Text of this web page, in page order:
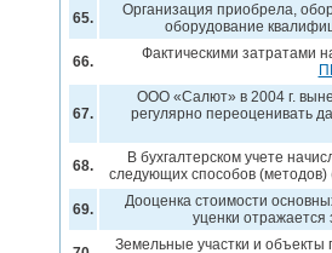
65.
Организация приобрела,
оборудование
66. Фактическими затратами
67.
ООО «Салют» в 2004 г.
регулярно переоценивать
68.
В бухгалтерском учете
следующих способов
69.
Дооценка стоимости
уценки отражается
Земельные участки и